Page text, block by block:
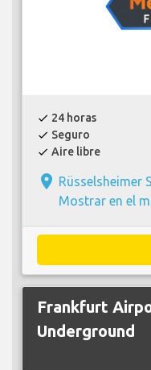
check 24 horas
check Seguro
check Aire libre
place Rüsselsheimer
Mostrar en el
Frankfurt
Underground